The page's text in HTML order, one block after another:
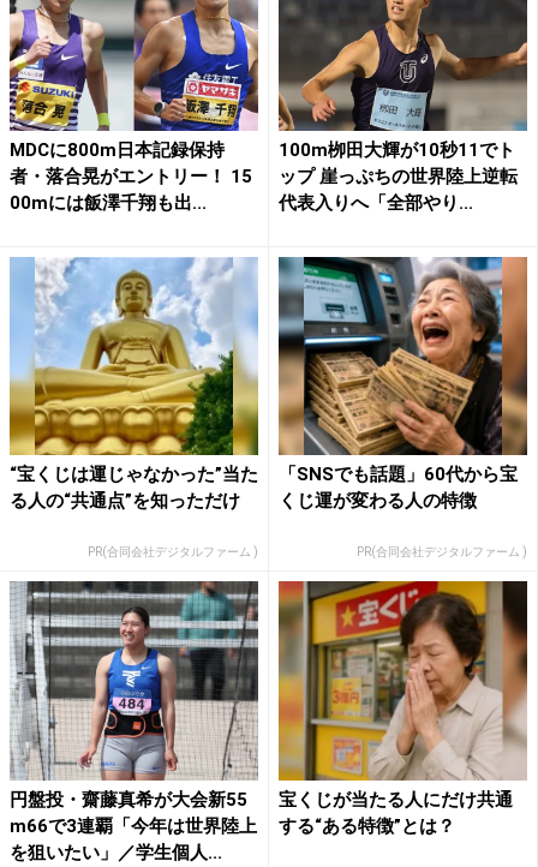
MDCに800m日本記録保持
者・落合晃がエントリー！ 15
00mには飯澤千翔も出...
100m栁田大輝が10秒11でト
ップ 崖っぷちの世界陸上逆転
代表入りへ「全部やり...
“宝くじは運じゃなかった”当た
る人の“共通点”を知っただけ
PR(合同会社デジタルファーム )
「SNSでも話題」60代から宝
くじ運が変わる人の特徴
PR(合同会社デジタルファーム )
円盤投・齋藤真希が大会新55
m66で3連覇「今年は世界陸上
を狙いたい」／学生個人...
宝くじが当たる人にだけ共通
する“ある特徴”とは？